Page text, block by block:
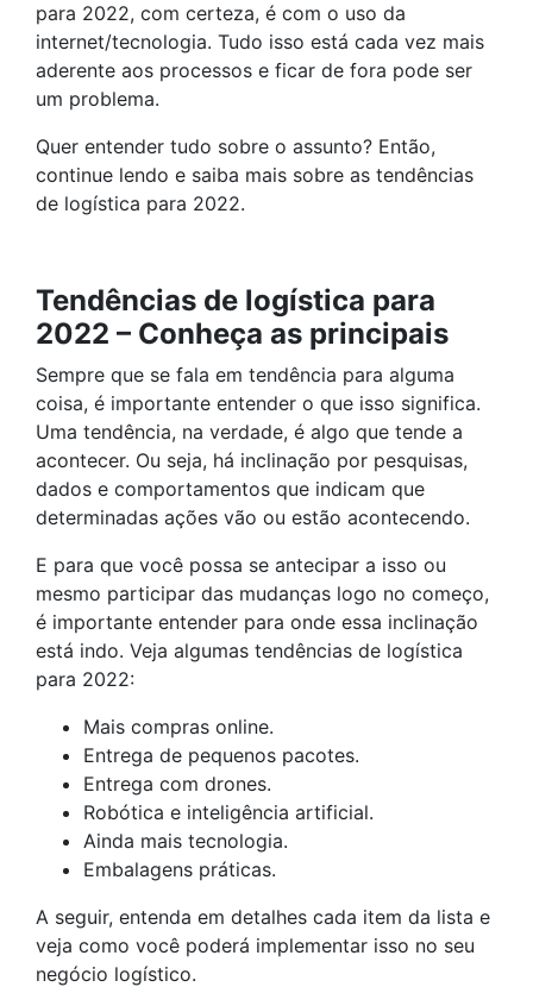
para 2022, com certeza, é com o uso da
internet/tecnologia. Tudo isso está cada vez mais
aderente aos processos e ficar de fora pode ser
um problema.
Quer entender tudo sobre o assunto? Então,
continue lendo e saiba mais sobre as tendências
de logística para 2022.
Tendências de logística para
2022 – Conheça as principais
Sempre que se fala em tendência para alguma
coisa, é importante entender o que isso significa.
Uma tendência, na verdade, é algo que tende a
acontecer. Ou seja, há inclinação por pesquisas,
dados e comportamentos que indicam que
determinadas ações vão ou estão acontecendo.
E para que você possa se antecipar a isso ou
mesmo participar das mudanças logo no começo,
é importante entender para onde essa inclinação
está indo. Veja algumas tendências de logística
para 2022:
Mais compras online.
Entrega de pequenos pacotes.
Entrega com drones.
Robótica e inteligência artificial.
Ainda mais tecnologia.
Embalagens práticas.
A seguir, entenda em detalhes cada item da lista e
veja como você poderá implementar isso no seu
negócio logístico.